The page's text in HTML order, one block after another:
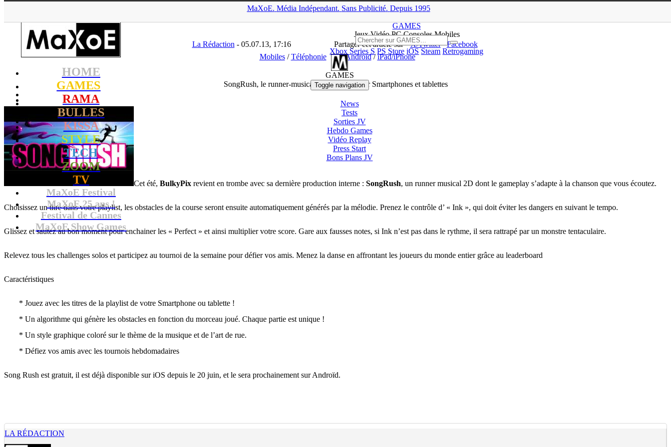
MaXoE. Média Indépendant. Sans Publicité. Depuis 1995
HOME
GAMES
RAMA
BULLES
KISSA
STYLE
TECH
ZOOM
TV
MaXoE Festival
MaXoE 25 ans !
Festival de Cannes
MaXoE Show Games
GAMES
JeuxVidéoPC Consoles Mobiles
Xbox Series S PS Store iOS Steam Retrogaming
GAMES
Toggle navigation
News
Tests
SortiesJV
Hebdo Games
Vidéo Replay
Press Start
Bons PlansJV
▲
La Rédaction - 05.07.13, 17:16 Partager cet article sur X/Twitter
Facebook
Mobiles/Téléphonie Androïd/iPad/iPhone
SongRush, le runner-musical de BulkyPix, sur Smartphones et tablettes
Cet été, BulkyPix revient en trombe avec sa dernière production interne : SongRush, un runner musical 2D dont le gameplay s’adapte à la chanson que vous écoutez.
Choisissez un titre dans votre playlist, les obstacles de la course seront ensuite automatiquement générés par la mélodie. Prenez le contrôle d’ « Ink », qui doit éviter les dangers en suivant le tempo.
Glissez et sautez au bon moment pour enchainer les « Perfect » et ainsi multiplier votre score. Gare aux fausses notes, si Ink n’est pas dans le rythme, il sera rattrapé par un monstre tentaculaire.
Relevez tous les challenges solos et participez au tournoi de la semaine pour défier vos amis. Menez la danse en affrontant les joueurs du monde entier grâce au leaderboard
Caractéristiques
* Jouez avec les titres de la playlist de votre Smartphone ou tablette !
* Un algorithme qui génère les obstacles en fonction du morceau joué. Chaque partie est unique !
* Un style graphique coloré sur le thème de la musique et de l’art de rue.
* Défiez vos amis avec les tournois hebdomadaires
Song Rush est gratuit, il est déjà disponible sur iOS depuis le 20 juin, et le sera prochainement sur Androïd.
LA RÉDACTION